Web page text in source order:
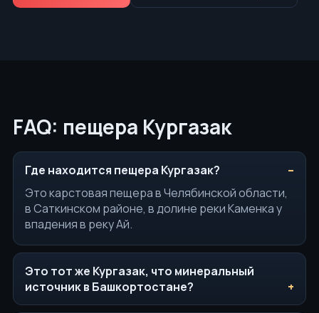
FAQ: пещера Кургазак
Где находится пещера Кургазак?
Это карстовая пещера в Челябинской области,
в Саткинском районе, в долине реки Каменка у
впадения в реку Ай.
Это тот же Кургазак, что минеральный
источник в Башкортостане?